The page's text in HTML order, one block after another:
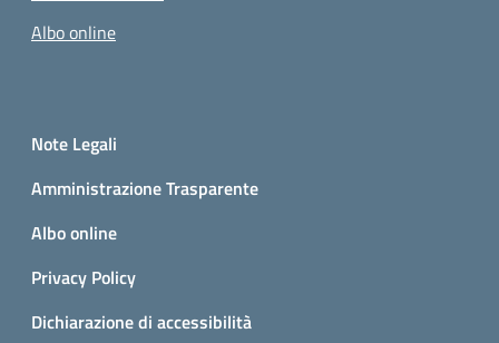
Albo online
Small prints
Note Legali
Amministrazione Trasparente
Albo online
Privacy Policy
Dichiarazione di accessibilità